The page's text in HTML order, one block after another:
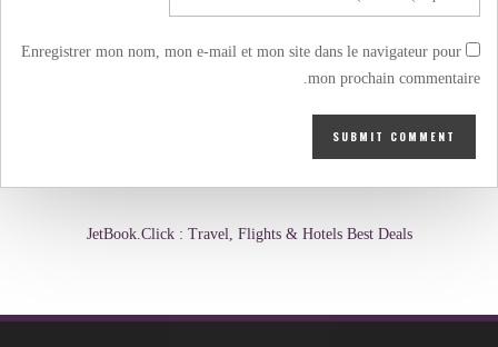
Enregistrer mon nom, mon e-mail et mon site dans le navigateur pour
mon prochain commentaire.
JetBook.Click : Travel, Flights & Hotels Best Deals